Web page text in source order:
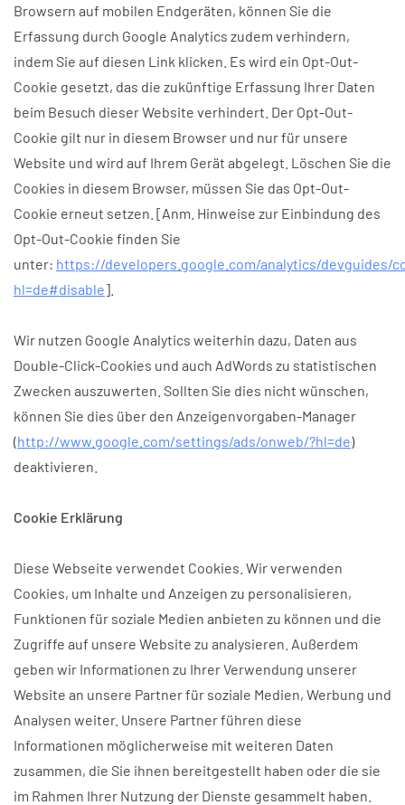
Browsern auf mobilen Endgeräten, können Sie die
Erfassung durch Google Analytics zudem verhindern,
indem Sie auf diesen Link klicken. Es wird ein Opt-Out-
Cookie gesetzt, das die zukünftige Erfassung Ihrer Daten
beim Besuch dieser Website verhindert. Der Opt-Out-
Cookie gilt nur in diesem Browser und nur für unsere
Website und wird auf Ihrem Gerät abgelegt. Löschen Sie die
Cookies in diesem Browser, müssen Sie das Opt-Out-
Cookie erneut setzen. [Anm. Hinweise zur Einbindung des
Opt-Out-Cookie finden Sie
unter: https://developers.google.com/analytics/devguides/
hl=de#disable].
Wir nutzen Google Analytics weiterhin dazu, Daten aus
Double-Click-Cookies und auch AdWords zu statistischen
Zwecken auszuwerten. Sollten Sie dies nicht wünschen,
können Sie dies über den Anzeigenvorgaben-Manager
(http://www.google.com/settings/ads/onweb/?hl=de)
deaktivieren.
Cookie Erklärung
Diese Webseite verwendet Cookies. Wir verwenden
Cookies, um Inhalte und Anzeigen zu personalisieren,
Funktionen für soziale Medien anbieten zu können und die
Zugriffe auf unsere Website zu analysieren. Außerdem
geben wir Informationen zu Ihrer Verwendung unserer
Website an unsere Partner für soziale Medien, Werbung und
Analysen weiter. Unsere Partner führen diese
Informationen möglicherweise mit weiteren Daten
zusammen, die Sie ihnen bereitgestellt haben oder die sie
im Rahmen Ihrer Nutzung der Dienste gesammelt haben.